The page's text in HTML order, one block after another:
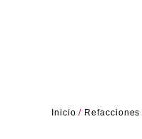
Inicio / Refacciones